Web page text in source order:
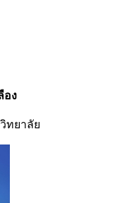
อง
ทยาลัย